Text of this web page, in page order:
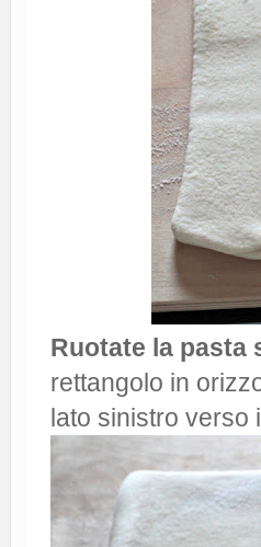
Ruotate la pasta
rettangolo in
lato sinistro verso